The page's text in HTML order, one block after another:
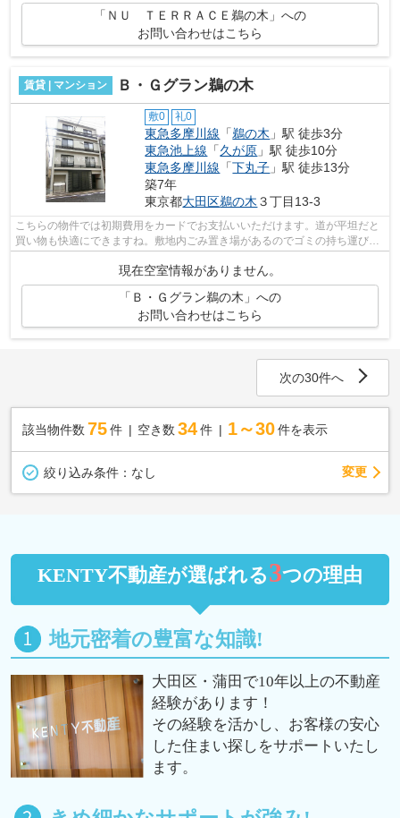
「ＮＵ ＴＥＲＲＡＣＥ鵜の木」への
お問い合わせはこちら
賃貸 | マンション Ｂ・Ｇグラン鵜の木
敷0 礼0
東急多摩川線 「鵜の木 」駅 徒歩3分
東急池上線 「久が原 」駅 徒歩10分
東急多摩川線 「下丸子 」駅 徒歩13分
築7年
東京都大田区鵜の木 ３丁目13-3
こちらの物件では初期費用をカードでお支払いいただけます。道が平坦だと
買い物も快適にできますね。敷地内ごみ置き場があるのでゴミの持ち運びの
負担を少しでも減らすことができます...
現在空室情報がありません。
「Ｂ・Ｇグラン鵜の木」への
お問い合わせはこちら
次の30件へ
該当物件数 75件 空き数 34 件 1～30 件を表示
絞り込み条件： なし 変更
KENTY不動産が選ばれる3つの理由
地元密着の豊富な知識!
大田区・蒲田で10年以上の不動産
経験があります！
その経験を活かし、お客様の安心
した住まい探しをサポートいたし
ます。